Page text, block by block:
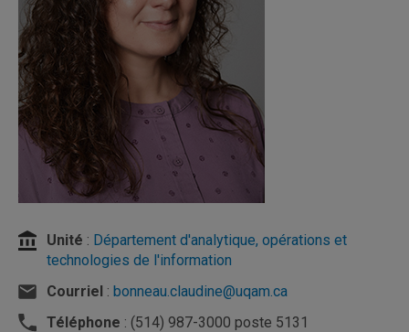
Unité : Département d'analytique, opérations et
technologies de l'information
Courriel : bonneau.claudine@uqam.ca
Téléphone : (514) 987-3000 poste 5131